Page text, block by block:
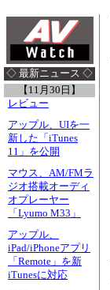
◇ 最新ニュース ◇
【11月30日】
レビュー
アップル、UIを一
新した「iTunes
11」を公開
マウス、AM/FMラ
ジオ搭載オーディ
オプレーヤー
「Lyumo M33」
アップル、
iPad/iPhoneアプリ
「Remote」を新
iTunesに対応